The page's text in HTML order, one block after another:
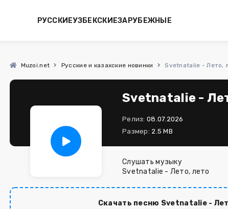
РУССКИЕУЗБЕКСКИЕЗАРУБЕЖНЫЕ
Muzoi.net Русские и казахские новинки Svetnatalie - Лето,
Svetnatalie -
Релиз: 08.07.2026
Размер: 2.5 MB
Слушать музыку
Svetnatalie - Лето, лето
Скачать песню Svetnatalie -